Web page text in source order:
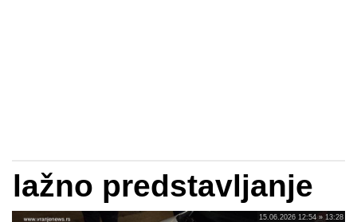
lažno predstavljanje
15.06.2026 12:54 » 13:28